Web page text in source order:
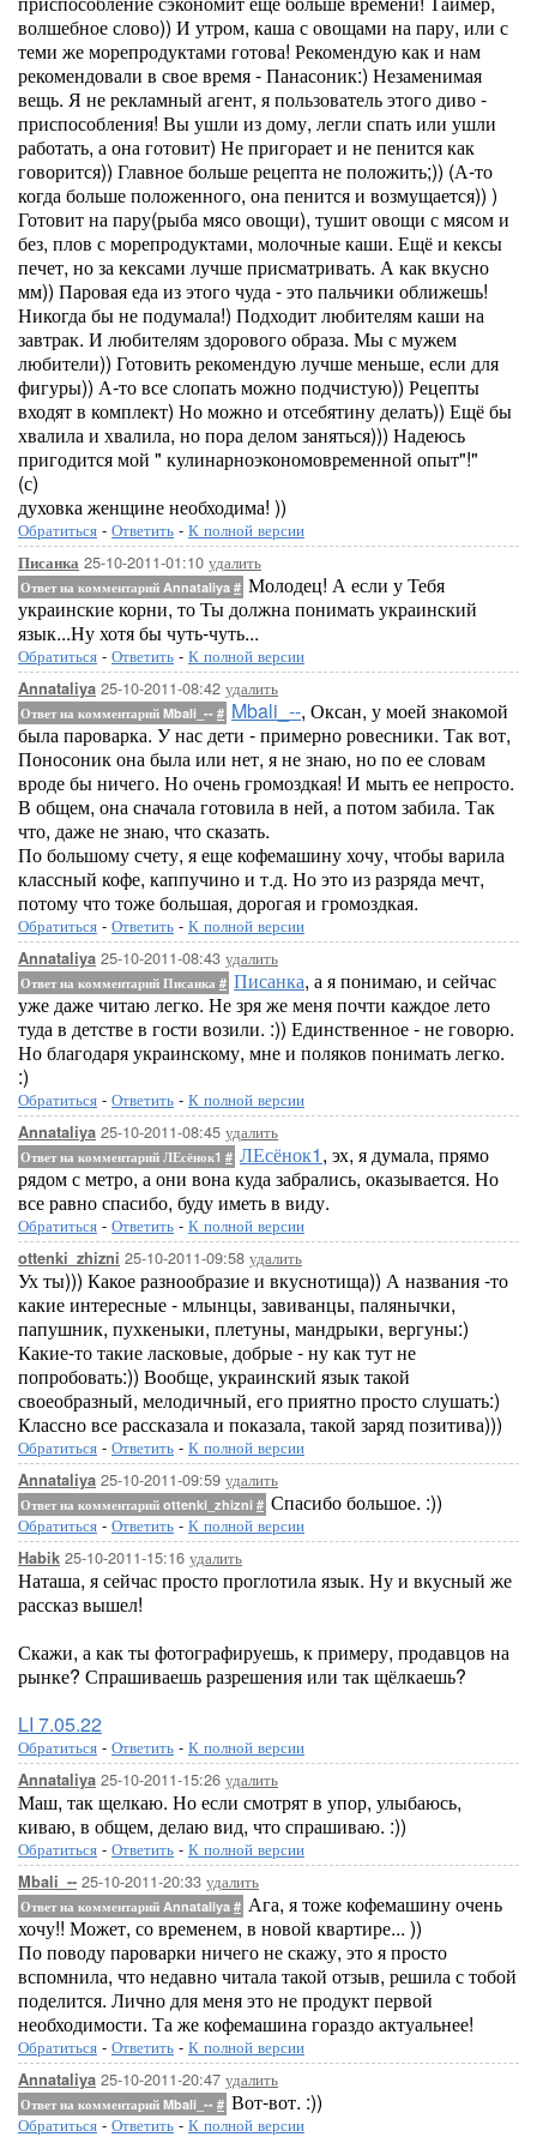
волшебное слово)) И утром, каша с овощами на пару, или с
теми же морепродуктами готова! Рекомендую как и нам
рекомендовали в свое время - Панасоник:) Незаменимая
вещь. Я не рекламный агент, я пользователь этого диво -
приспособления! Вы ушли из дому, легли спать или ушли
работать, а она готовит) Не пригорает и не пенится как
говорится)) Главное больше рецепта не положить;)) (А-то
когда больше положенного, она пенится и возмущается)) )
Готовит на пару(рыба мясо овощи), тушит овощи с мясом и
без, плов с морепродуктами, молочные каши. Ещё и кексы
печет, но за кексами лучше присматривать. А как вкусно
мм)) Паровая еда из этого чуда - это пальчики оближешь!
Никогда бы не подумала!) Подходит любителям каши на
завтрак. И любителям здорового образа. Мы с мужем
любители)) Готовить рекомендую лучше меньше, если для
фигуры)) А-то все слопать можно подчистую)) Рецепты
входят в комплект) Но можно и отсебятину делать)) Ещё бы
хвалила и хвалила, но пора делом заняться))) Надеюсь
пригодится мой " кулинарноэкономовременной опыт"!"
(с)
духовка женщине необходима! ))
Обратиться - Ответить - К полной версии
Писанка 25-10-2011-01:10 удалить
Ответ на комментарий Annataliya # Молодец! А если у Тебя
украинские корни, то Ты должна понимать украинский
язык...Ну хотя бы чуть-чуть...
Обратиться - Ответить - К полной версии
Annataliya 25-10-2011-08:42 удалить
Ответ на комментарий Mbali_-- # Mbali_--, Оксан, у моей знакомой
была пароварка. У нас дети - примерно ровесники. Так вот,
Поносоник она была или нет, я не знаю, но по ее словам
вроде бы ничего. Но очень громоздкая! И мыть ее непросто.
В общем, она сначала готовила в ней, а потом забила. Так
что, даже не знаю, что сказать.
По большому счету, я еще кофемашину хочу, чтобы варила
классный кофе, каппучино и т.д. Но это из разряда мечт,
потому что тоже большая, дорогая и громоздкая.
Обратиться - Ответить - К полной версии
Annataliya 25-10-2011-08:43 удалить
Ответ на комментарий Писанка # Писанка, а я понимаю, и сейчас
уже даже читаю легко. Не зря же меня почти каждое лето
туда в детстве в гости возили. :)) Единственное - не говорю.
Но благодаря украинскому, мне и поляков понимать легко.
:)
Обратиться - Ответить - К полной версии
Annataliya 25-10-2011-08:45 удалить
Ответ на комментарий ЛЕсёнок1 # ЛЕсёнок1, эх, я думала, прямо
рядом с метро, а они вона куда забрались, оказывается. Но
все равно спасибо, буду иметь в виду.
Обратиться - Ответить - К полной версии
ottenki_zhizni 25-10-2011-09:58 удалить
Ух ты))) Какое разнообразие и вкуснотища)) А названия -то
какие интересные - млынцы, завиванцы, палянычки,
папушник, пухкеныки, плетуны, мандрыки, вергуны:)
Какие-то такие ласковые, добрые - ну как тут не
попробовать:)) Вообще, украинский язык такой
своеобразный, мелодичный, его приятно просто слушать:)
Классно все рассказала и показала, такой заряд позитива)))
Обратиться - Ответить - К полной версии
Annataliya 25-10-2011-09:59 удалить
Ответ на комментарий ottenki_zhizni # Спасибо большое. :))
Обратиться - Ответить - К полной версии
Habik 25-10-2011-15:16 удалить
Наташа, я сейчас просто проглотила язык. Ну и вкусный же
рассказ вышел!
Скажи, а как ты фотографируешь, к примеру, продавцов на
рынке? Спрашиваешь разрешения или так щёлкаешь?
LI 7.05.22
Обратиться - Ответить - К полной версии
Annataliya 25-10-2011-15:26 удалить
Маш, так щелкаю. Но если смотрят в упор, улыбаюсь,
киваю, в общем, делаю вид, что спрашиваю. :))
Обратиться - Ответить - К полной версии
Mbali_-- 25-10-2011-20:33 удалить
Ответ на комментарий Annataliya # Ага, я тоже кофемашину очень
хочу!! Может, со временем, в новой квартире... ))
По поводу пароварки ничего не скажу, это я просто
вспомнила, что недавно читала такой отзыв, решила с тобой
поделится. Лично для меня это не продукт первой
необходимости. Та же кофемашина гораздо актуальнее!
Обратиться - Ответить - К полной версии
Annataliya 25-10-2011-20:47 удалить
Ответ на комментарий Mbali_-- # Вот-вот. :))
Обратиться - Ответить - К полной версии